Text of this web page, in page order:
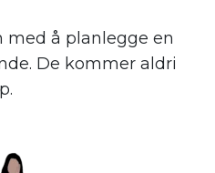
med å planlegge en
De kommer aldri